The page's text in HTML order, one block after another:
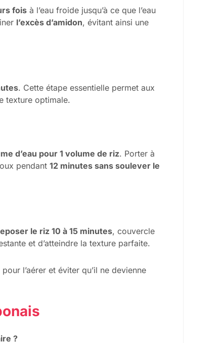
fois à l’eau froide jusqu’à ce que l’eau
l’excès d’amidon, évitant ainsi une
. Cette étape essentielle permet aux
texture optimale.
d’eau pour 1 volume de riz. Porter à
pendant 12 minutes sans soulever le
le riz 10 à 15 minutes, couvercle
et d’atteindre la texture parfaite.
pour l’aérer et éviter qu’il ne devienne
?